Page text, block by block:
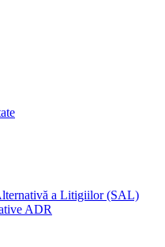
a Litigiilor (SAL)
ADR